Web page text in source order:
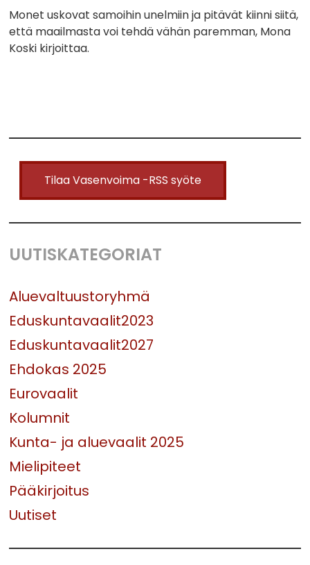
Monet uskovat samoihin unelmiin ja pitävät kiinni siitä,
että maailmasta voi tehdä vähän paremman, Mona
Koski kirjoittaa.
Tilaa Vasenvoima -RSS syöte
UUTISKATEGORIAT
Aluevaltuustoryhmä
Eduskuntavaalit2023
Eduskuntavaalit2027
Ehdokas 2025
Eurovaalit
Kolumnit
Kunta- ja aluevaalit 2025
Mielipiteet
Pääkirjoitus
Uutiset